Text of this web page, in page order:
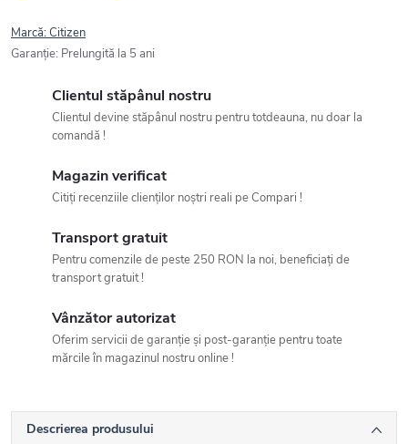
Marcă:Citizen
Garanţie: Prelungită la 5 ani
Clientul stăpânul nostru
Clientul devine stăpânul nostru pentru totdeauna, nu doar la
comandă !
Magazin verificat
Citiți recenziile clienților noștri reali pe Compari !
Transport gratuit
Pentru comenzile de peste 250 RON la noi, beneficiați de
transport gratuit !
Vânzător autorizat
Oferim servicii de garanție și post-garanție pentru toate
mărcile în magazinul nostru online !
Descrierea produsului